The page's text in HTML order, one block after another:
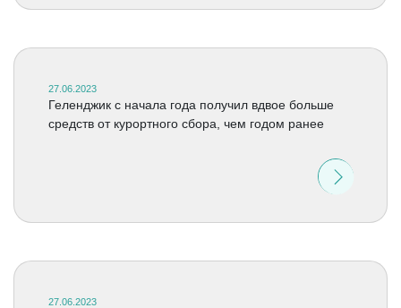
27.06.2023
Геленджик с начала года получил вдвое больше
средств от курортного сбора, чем годом ранее
27.06.2023